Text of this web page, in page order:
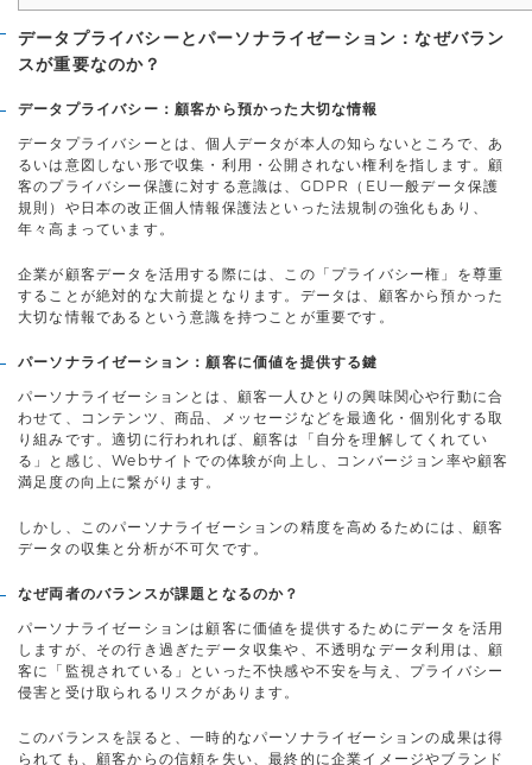
データプライバシーとパーソナライゼーション：なぜバラン
スが重要なのか？
データプライバシー：顧客から預かった大切な情報
データプライバシーとは、個人データが本人の知らないところで、あ
るいは意図しない形で収集・利用・公開されない権利を指します。顧
客のプライバシー保護に対する意識は、GDPR（EU一般データ保護
規則）や日本の改正個人情報保護法といった法規制の強化もあり、
年々高まっています。
企業が顧客データを活用する際には、この「プライバシー権」を尊重
することが絶対的な大前提となります。データは、顧客から預かった
大切な情報であるという意識を持つことが重要です。
パーソナライゼーション：顧客に価値を提供する鍵
パーソナライゼーションとは、顧客一人ひとりの興味関心や行動に合
わせて、コンテンツ、商品、メッセージなどを最適化・個別化する取
り組みです。適切に行われれば、顧客は「自分を理解してくれてい
る」と感じ、Webサイトでの体験が向上し、コンバージョン率や顧客
満足度の向上に繋がります。
しかし、このパーソナライゼーションの精度を高めるためには、顧客
データの収集と分析が不可欠です。
なぜ両者のバランスが課題となるのか？
パーソナライゼーションは顧客に価値を提供するためにデータを活用
しますが、その行き過ぎたデータ収集や、不透明なデータ利用は、顧
客に「監視されている」といった不快感や不安を与え、プライバシー
侵害と受け取られるリスクがあります。
このバランスを誤ると、一時的なパーソナライゼーションの成果は得
られても、顧客からの信頼を失い、最終的に企業イメージやブランド